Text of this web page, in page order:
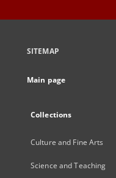
SITEMAP
Main page
Collections
Culture and Fine Arts
Science and Teaching